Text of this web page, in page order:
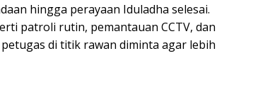
hingga perayaan Iduladha selesai.
patroli rutin, pemantauan CCTV, dan
di titik rawan diminta agar lebih